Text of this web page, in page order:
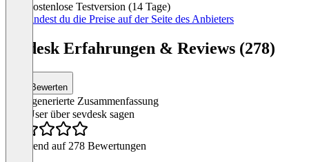
Kostenlose Testversion (14 Tage)
Hier findest du die Preise auf der Seite des Anbieters
sevdesk Erfahrungen & Reviews (278)
Bewerten
KI-generierte Zusammenfassung
Was User über sevdesk sagen
Basierend auf 278 Bewertungen